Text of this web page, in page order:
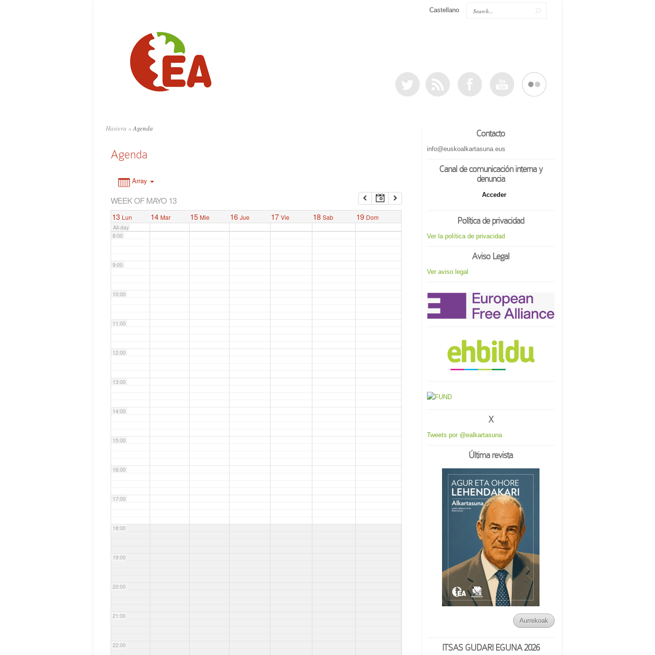
Castellano
Hasiera »Agenda
Agenda
Array
WEEK OF MAYO 13
13 Lun 14 Mar 15 Mie 16 Jue 17 Vie 18 Sab 19 Dom
All-day
6:00
8:00
9:00
10:00
11:00
12:00
13:00
14:00
15:00
16:00
17:00
18:00
19:00
20:00
21:00
22:00
Contacto
info@euskoalkartasuna.eus
Canal de comunicación interna y
denuncia
Acceder
Política de privacidad
Ver la política de privacidad
Aviso Legal
Ver aviso legal
X
Tweets por @ealkartasuna
Última revista
Aurrekoak
ITSAS GUDARI EGUNA 2026